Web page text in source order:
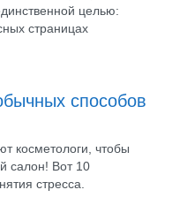
целью:
страницах
способов
косметологи, чтобы
салон! Вот 10
стресса.